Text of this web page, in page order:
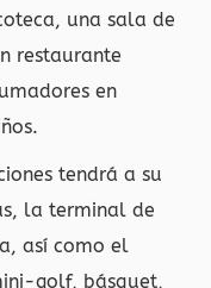
una sala de
restaurante
en
tendrá a su
la terminal de
así como el
golf, básquet,